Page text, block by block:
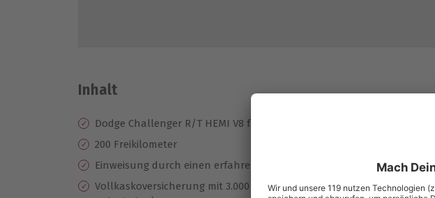
Inhalt
Dodge Challenger R/T HEMI V8 fahren für 1 Tag
200 Freikilometer
Einweisung durch einen erfahrenen Instruktor
Vollkaskoversicherung mit 3.000 € Selbstbeteiligung (durch Zuzahlung